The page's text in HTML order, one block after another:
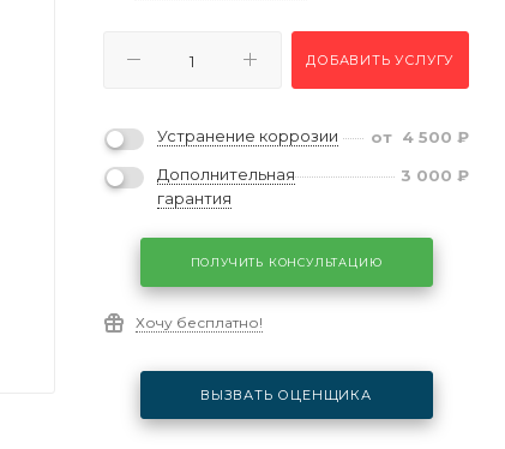
ДОБАВИТЬ УСЛУГУ
Устранение коррозии от 4 500 ₽
Дополнительная
гарантия
3 000 ₽
ПОЛУЧИТЬ КОНСУЛЬТАЦИЮ
Хочу бесплатно!
ВЫЗВАТЬ ОЦЕНЩИКА